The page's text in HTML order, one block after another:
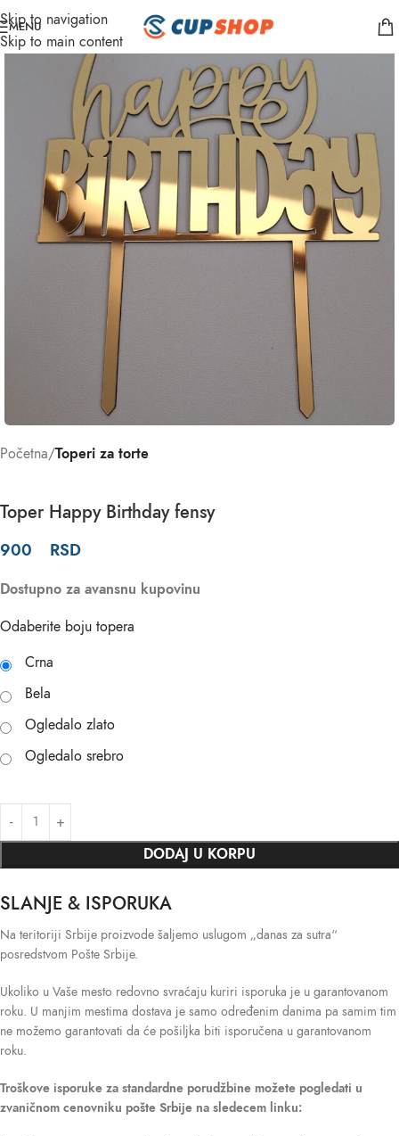
Skip to navigation
Skip to main content
MENU
Početna Toperi za torte
Toper Happy Birthday fensy
900 RSD
Dostupno za avansnu kupovinu
Odaberite boju topera
Crna
Bela
Ogledalo zlato
Ogledalo srebro
DODAJ U KORPU
SLANJE & ISPORUKA
Na teritoriji Srbije proizvode šaljemo uslugom „danas za sutra“
posredstvom Pošte Srbije.
Ukoliko u Vaše mesto redovno svraćaju kuriri isporuka je u garantovanom
roku. U manjim mestima dostava je samo određenim danima pa samim tim
ne možemo garantovati da će pošiljka biti isporučena u garantovanom
roku.
Troškove isporuke za standardne porudžbine možete pogledati u
zvaničnom cenovniku pošte Srbije na sledecem linku: